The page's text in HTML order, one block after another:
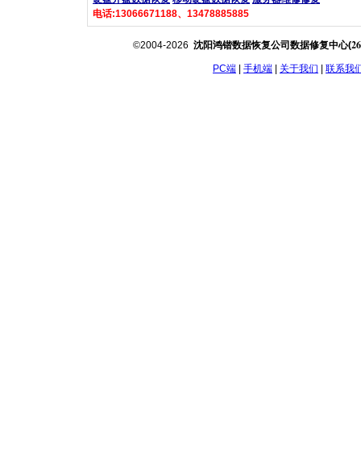
电话:13066671188、13478885885
©2004-2026 沈阳鸿锴数据恢复公司数据修复中心(
PC端 手机端 关于我们 联系我